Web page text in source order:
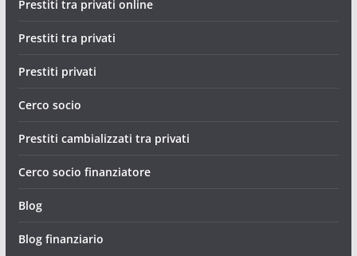
Prestiti tra privati online
Prestiti tra privati
Prestiti privati
Cerco socio
Prestiti cambializzati tra privati
Cerco socio finanziatore
Blog
Blog finanziario